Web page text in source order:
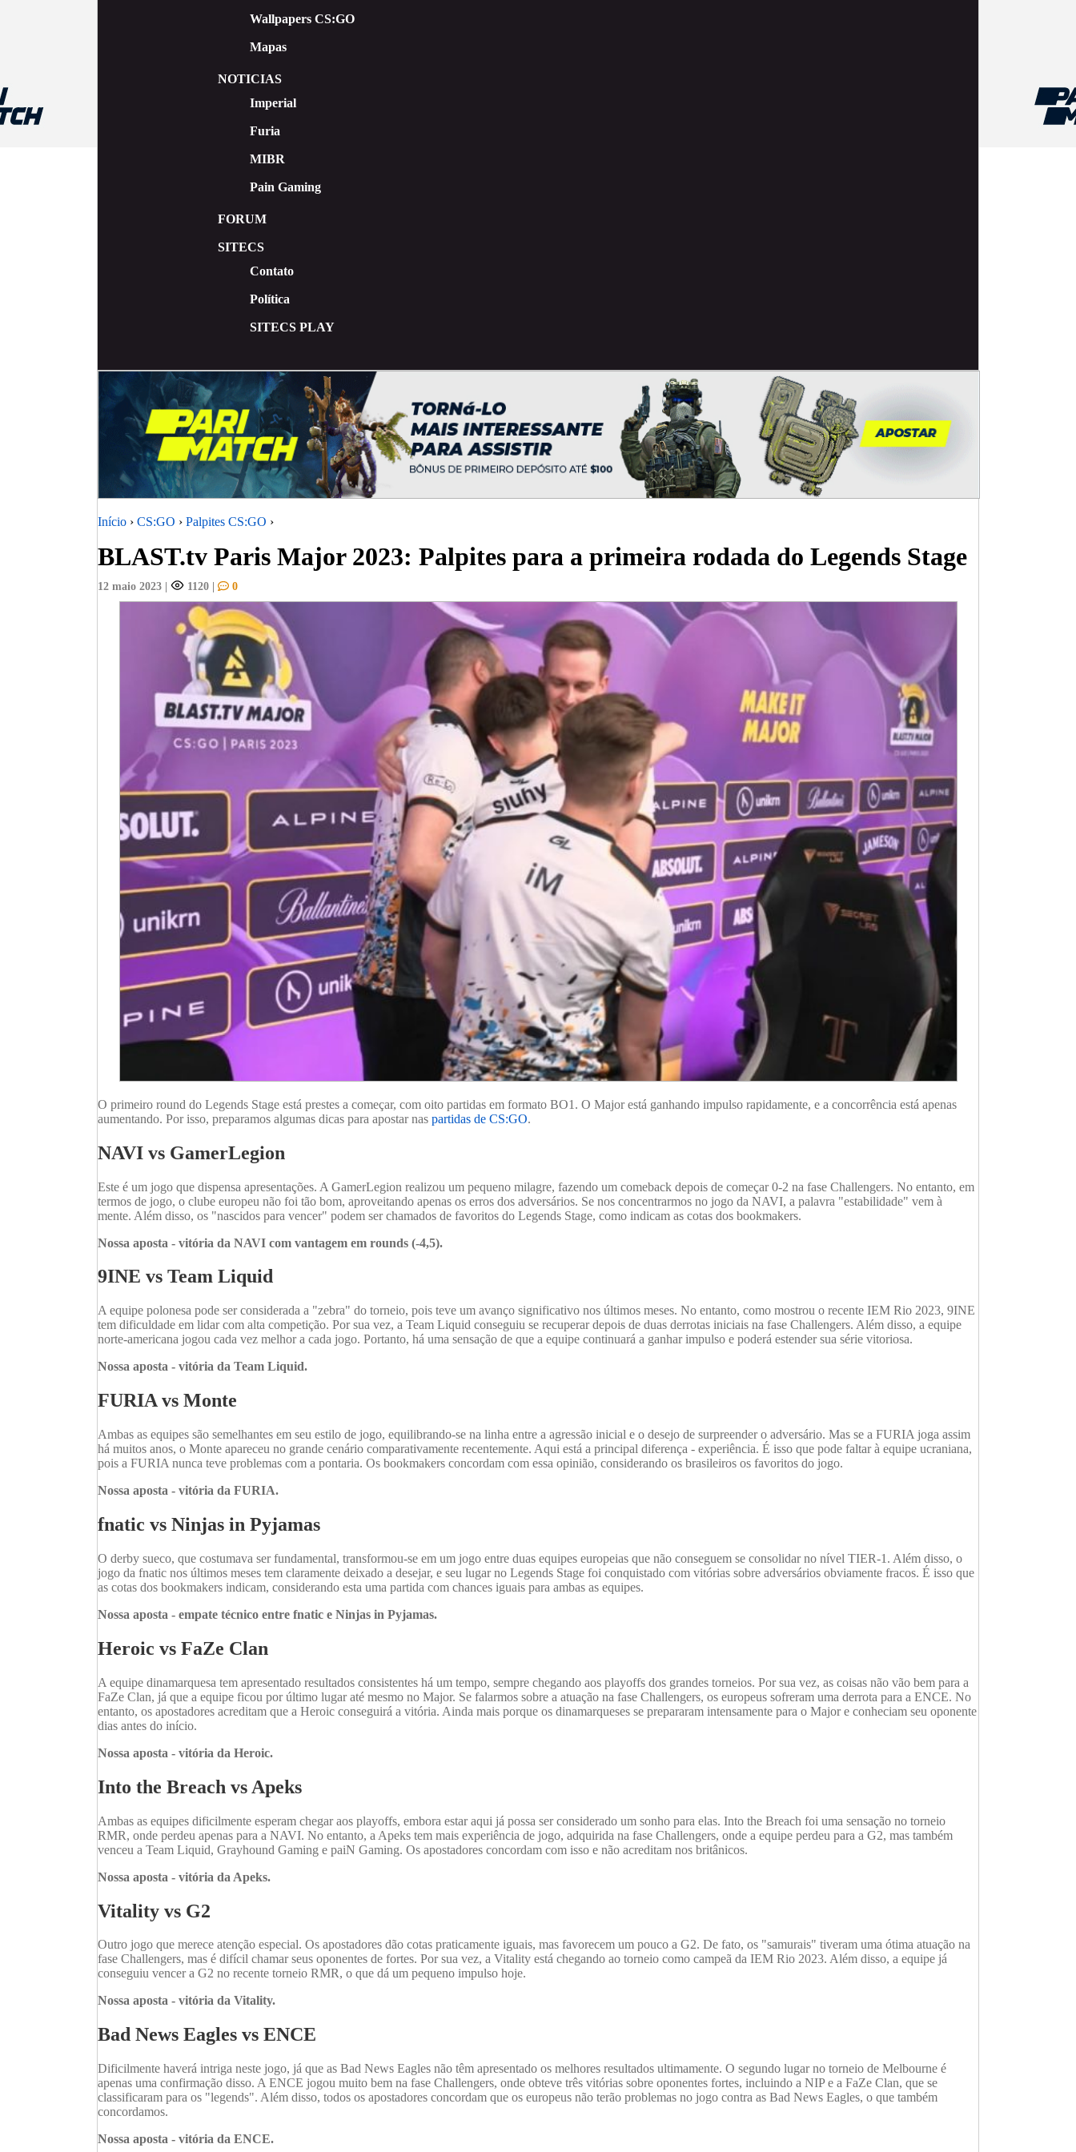
Wallpapers CS:GO
Mapas
NOTICIAS
Imperial
Furia
MIBR
Pain Gaming
FORUM
SITECS
Contato
Política
SITECS PLAY
Início › CS:GO › Palpites CS:GO ›
BLAST.tv Paris Major 2023: Palpites para a primeira rodada do Legends Stage
12 maio 2023 | 1120 | 0
O primeiro round do Legends Stage está prestes a começar, com oito partidas em formato BO1. O Major está ganhando impulso rapidamente, e a concorrência está apenas
aumentando. Por isso, preparamos algumas dicas para apostar nas partidas de CS:GO.
NAVI vs GamerLegion
Este é um jogo que dispensa apresentações. A GamerLegion realizou um pequeno milagre, fazendo um comeback depois de começar 0-2 na fase Challengers. No entanto, em
termos de jogo, o clube europeu não foi tão bom, aproveitando apenas os erros dos adversários. Se nos concentrarmos no jogo da NAVI, a palavra "estabilidade" vem à
mente. Além disso, os "nascidos para vencer" podem ser chamados de favoritos do Legends Stage, como indicam as cotas dos bookmakers.
Nossa aposta - vitória da NAVI com vantagem em rounds (-4,5).
9INE vs Team Liquid
A equipe polonesa pode ser considerada a "zebra" do torneio, pois teve um avanço significativo nos últimos meses. No entanto, como mostrou o recente IEM Rio 2023, 9INE
tem dificuldade em lidar com alta competição. Por sua vez, a Team Liquid conseguiu se recuperar depois de duas derrotas iniciais na fase Challengers. Além disso, a equipe
norte-americana jogou cada vez melhor a cada jogo. Portanto, há uma sensação de que a equipe continuará a ganhar impulso e poderá estender sua série vitoriosa.
Nossa aposta - vitória da Team Liquid.
FURIA vs Monte
Ambas as equipes são semelhantes em seu estilo de jogo, equilibrando-se na linha entre a agressão inicial e o desejo de surpreender o adversário. Mas se a FURIA joga assim
há muitos anos, o Monte apareceu no grande cenário comparativamente recentemente. Aqui está a principal diferença - experiência. É isso que pode faltar à equipe ucraniana,
pois a FURIA nunca teve problemas com a pontaria. Os bookmakers concordam com essa opinião, considerando os brasileiros os favoritos do jogo.
Nossa aposta - vitória da FURIA.
fnatic vs Ninjas in Pyjamas
O derby sueco, que costumava ser fundamental, transformou-se em um jogo entre duas equipes europeias que não conseguem se consolidar no nível TIER-1. Além disso, o
jogo da fnatic nos últimos meses tem claramente deixado a desejar, e seu lugar no Legends Stage foi conquistado com vitórias sobre adversários obviamente fracos. É isso que
as cotas dos bookmakers indicam, considerando esta uma partida com chances iguais para ambas as equipes.
Nossa aposta - empate técnico entre fnatic e Ninjas in Pyjamas.
Heroic vs FaZe Clan
A equipe dinamarquesa tem apresentado resultados consistentes há um tempo, sempre chegando aos playoffs dos grandes torneios. Por sua vez, as coisas não vão bem para a
FaZe Clan, já que a equipe ficou por último lugar até mesmo no Major. Se falarmos sobre a atuação na fase Challengers, os europeus sofreram uma derrota para a ENCE. No
entanto, os apostadores acreditam que a Heroic conseguirá a vitória. Ainda mais porque os dinamarqueses se prepararam intensamente para o Major e conheciam seu oponente
dias antes do início.
Nossa aposta - vitória da Heroic.
Into the Breach vs Apeks
Ambas as equipes dificilmente esperam chegar aos playoffs, embora estar aqui já possa ser considerado um sonho para elas. Into the Breach foi uma sensação no torneio
RMR, onde perdeu apenas para a NAVI. No entanto, a Apeks tem mais experiência de jogo, adquirida na fase Challengers, onde a equipe perdeu para a G2, mas também
venceu a Team Liquid, Grayhound Gaming e paiN Gaming. Os apostadores concordam com isso e não acreditam nos britânicos.
Nossa aposta - vitória da Apeks.
Vitality vs G2
Outro jogo que merece atenção especial. Os apostadores dão cotas praticamente iguais, mas favorecem um pouco a G2. De fato, os "samurais" tiveram uma ótima atuação na
fase Challengers, mas é difícil chamar seus oponentes de fortes. Por sua vez, a Vitality está chegando ao torneio como campeã da IEM Rio 2023. Além disso, a equipe já
conseguiu vencer a G2 no recente torneio RMR, o que dá um pequeno impulso hoje.
Nossa aposta - vitória da Vitality.
Bad News Eagles vs ENCE
Dificilmente haverá intriga neste jogo, já que as Bad News Eagles não têm apresentado os melhores resultados ultimamente. O segundo lugar no torneio de Melbourne é
apenas uma confirmação disso. A ENCE jogou muito bem na fase Challengers, onde obteve três vitórias sobre oponentes fortes, incluindo a NIP e a FaZe Clan, que se
classificaram para os "legends". Além disso, todos os apostadores concordam que os europeus não terão problemas no jogo contra as Bad News Eagles, o que também
concordamos.
Nossa aposta - vitória da ENCE.